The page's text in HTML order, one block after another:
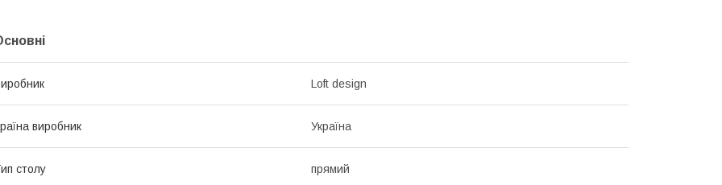
Loft design
виробник Україна
столу прямий